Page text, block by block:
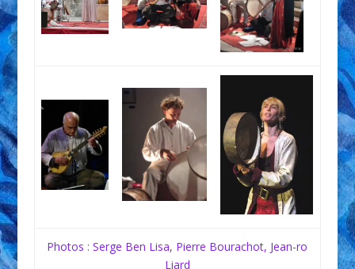
Photos : Serge Ben Lisa, Pierre Bourachot, Jean-ro
Liard